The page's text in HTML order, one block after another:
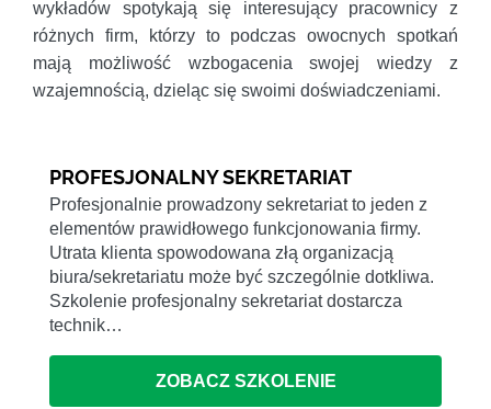
wykładów spotykają się interesujący pracownicy z
różnych firm, którzy to podczas owocnych spotkań
mają możliwość wzbogacenia swojej wiedzy z
wzajemnością, dzieląc się swoimi doświadczeniami.
PROFESJONALNY SEKRETARIAT
Profesjonalnie prowadzony sekretariat to jeden z
elementów prawidłowego funkcjonowania firmy.
Utrata klienta spowodowana złą organizacją
biura/sekretariatu może być szczególnie dotkliwa.
Szkolenie profesjonalny sekretariat dostarcza
technik…
ZOBACZ SZKOLENIE